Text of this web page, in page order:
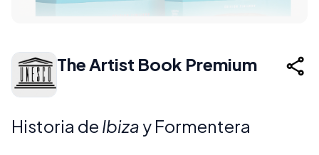
The Artist Book Premium
Historia de Ibizay Formentera